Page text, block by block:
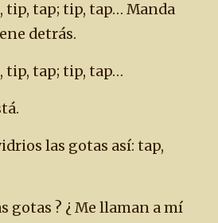
tip, tap; tip, tap… Manda
detrás.
tip, tap; tip, tap…
las gotas así: tap,
gotas ? ¿ Me llaman a mí